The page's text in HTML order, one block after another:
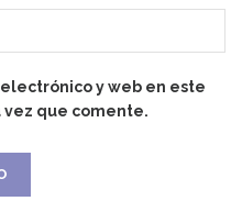
y web en este
vez que comente.